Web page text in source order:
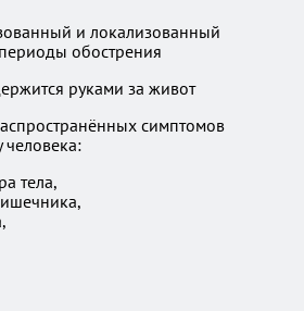
и локализованный
обострения
симптомов
человека:
тела,